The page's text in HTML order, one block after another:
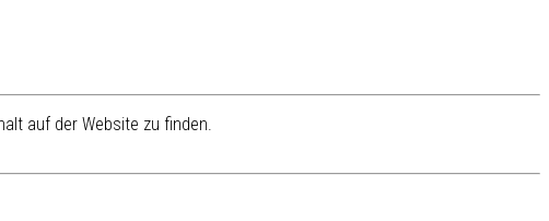
auf der Website zu finden.